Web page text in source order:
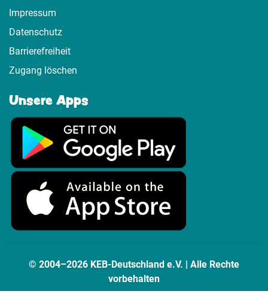
Impressum
Datenschutz
Barrierefreiheit
Zugang löschen
Unsere Apps
© 2004–2026 KEB-Deutschland e.V. | Alle Rechte
vorbehalten